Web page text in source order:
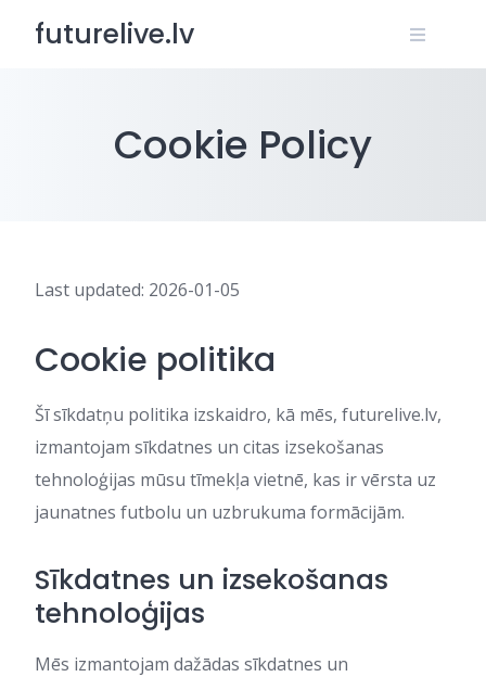
futurelive.lv
Cookie Policy
Last updated: 2026-01-05
Cookie politika
Šī sīkdatņu politika izskaidro, kā mēs, futurelive.lv,
izmantojam sīkdatnes un citas izsekošanas
tehnoloģijas mūsu tīmekļa vietnē, kas ir vērsta uz
jaunatnes futbolu un uzbrukuma formācijām.
Sīkdatnes un izsekošanas
tehnoloģijas
Mēs izmantojam dažādas sīkdatnes un